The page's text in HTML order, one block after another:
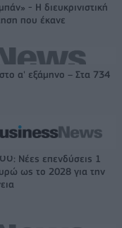
- Η διευκρινιστική
που έκανε
α' εξάμηνο – Στα 734
Νέες επενδύσεις 1
ως το 2028 για την